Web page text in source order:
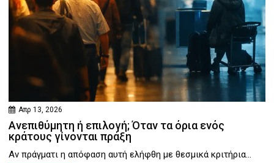
Απρ 13, 2026
Ανεπιθύμητη ή επιλογή; Όταν τα όρια ενός
κράτους γίνονται πράξη
Αν πράγματι η απόφαση αυτή ελήφθη με θεσμικά κριτήρια...